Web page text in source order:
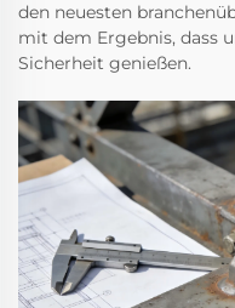
den neuesten
mit dem Ergebnis, dass
Sicherheit genießen.